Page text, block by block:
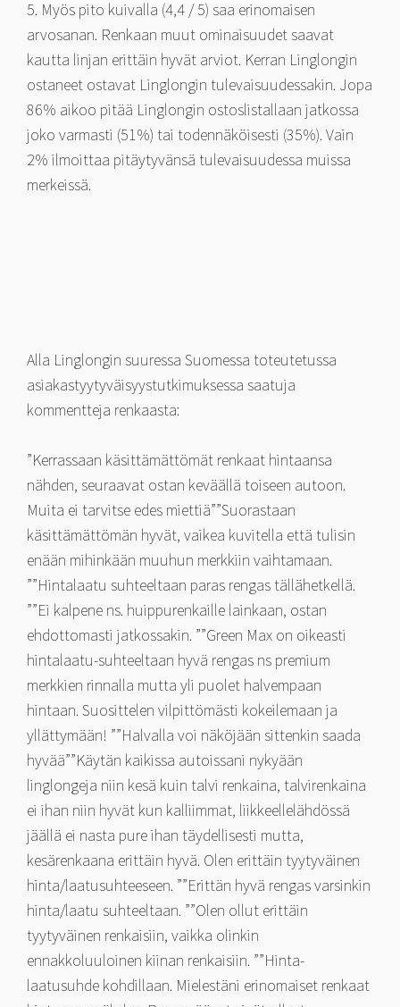
5. Myös pito kuivalla (4,4 / 5) saa erinomaisen
arvosanan. Renkaan muut ominaisuudet saavat
kautta linjan erittäin hyvät arviot. Kerran Linglongin
ostaneet ostavat Linglongin tulevaisuudessakin. Jopa
86% aikoo pitää Linglongin ostoslistallaan jatkossa
joko varmasti (51%) tai todennäköisesti (35%). Vain
2% ilmoittaa pitäytyvänsä tulevaisuudessa muissa
merkeissä.
Alla Linglongin suuressa Suomessa toteutetussa
asiakastyytyväisyystutkimuksessa saatuja
kommentteja renkaasta:
”Kerrassaan käsittämättömät renkaat hintaansa
nähden, seuraavat ostan keväällä toiseen autoon.
Muita ei tarvitse edes miettiä””Suorastaan
käsittämättömän hyvät, vaikea kuvitella että tulisin
enään mihinkään muuhun merkkiin vaihtamaan.
””Hintalaatu suhteeltaan paras rengas tällähetkellä.
””Ei kalpene ns. huippurenkaille lainkaan, ostan
ehdottomasti jatkossakin. ””Green Max on oikeasti
hintalaatu-suhteeltaan hyvä rengas ns premium
merkkien rinnalla mutta yli puolet halvempaan
hintaan. Suosittelen vilpittömästi kokeilemaan ja
yllättymään! ””Halvalla voi näköjään sittenkin saada
hyvää””Käytän kaikissa autoissani nykyään
linglongeja niin kesä kuin talvi renkaina, talvirenkaina
ei ihan niin hyvät kun kalliimmat, liikkeellelähdössä
jäällä ei nasta pure ihan täydellisesti mutta,
kesärenkaana erittäin hyvä. Olen erittäin tyytyväinen
hinta/laatusuhteeseen. ””Erittän hyvä rengas varsinkin
hinta/laatu suhteeltaan. ””Olen ollut erittäin
tyytyväinen renkaisiin, vaikka olinkin
ennakkoluuloinen kiinan renkaisiin. ””Hinta-
laatusuhde kohdillaan. Mielestäni erinomaiset renkaat